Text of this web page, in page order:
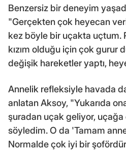
Benzersiz bir deneyim
"Gerçekten çok heyecan
kez böyle bir uçakta uçtum.
kızım olduğu için çok gurur
değişik hareketler yaptı,
Annelik refleksiyle havada da
anlatan Aksoy, "Yukarıda
şuradan uçak geliyor,
söyledim. O da 'Tamam
Normalde çok iyi bir